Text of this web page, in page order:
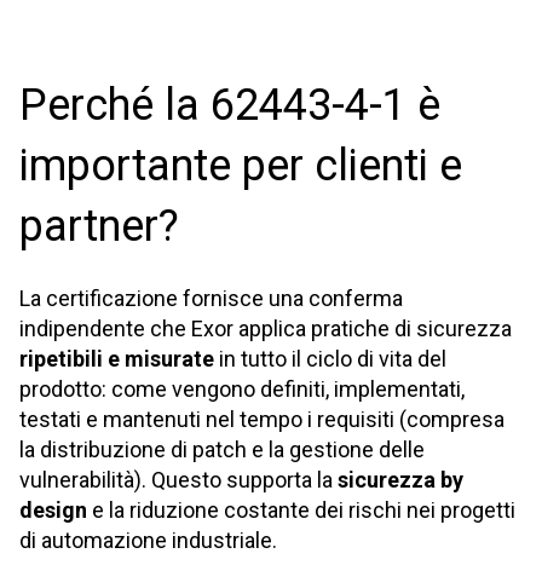
Perché la 62443-4-1 è
importante per clienti e
partner?
La certificazione fornisce una conferma
indipendente che Exor applica pratiche di sicurezza
ripetibili e misurate in tutto il ciclo di vita del
prodotto: come vengono definiti, implementati,
testati e mantenuti nel tempo i requisiti (compresa
la distribuzione di patch e la gestione delle
vulnerabilità). Questo supporta la sicurezza by
design e la riduzione costante dei rischi nei progetti
di automazione industriale.